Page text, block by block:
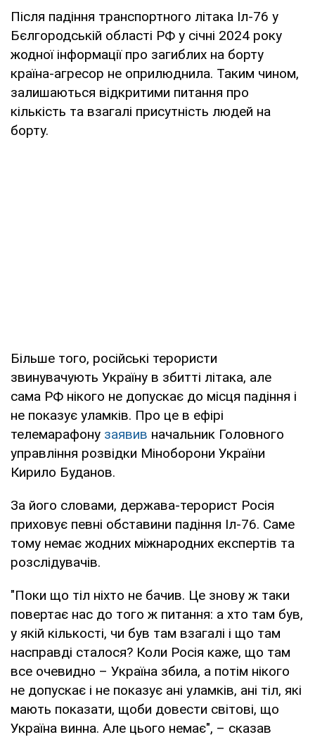
Після падіння транспортного літака Іл-76 у
Бєлгородській області РФ у січні 2024 року
жодної інформації про загиблих на борту
країна-агресор не оприлюднила. Таким чином,
залишаються відкритими питання про
кількість та взагалі присутність людей на
борту.
Більше того, російські терористи
звинувачують Україну в збитті літака, але
сама РФ нікого не допускає до місця падіння і
не показує уламків. Про це в ефірі
телемарафону заявив начальник Головного
управління розвідки Міноборони України
Кирило Буданов.
За його словами, держава-терорист Росія
приховує певні обставини падіння Іл-76. Саме
тому немає жодних міжнародних експертів та
розслідувачів.
"Поки що тіл ніхто не бачив. Це знову ж таки
повертає нас до того ж питання: а хто там був,
у якій кількості, чи був там взагалі і що там
насправді сталося? Коли Росія каже, що там
все очевидно – Україна збила, а потім нікого
не допускає і не показує ані уламків, ані тіл, які
мають показати, щоби довести світові, що
Україна винна. Але цього немає", – сказав